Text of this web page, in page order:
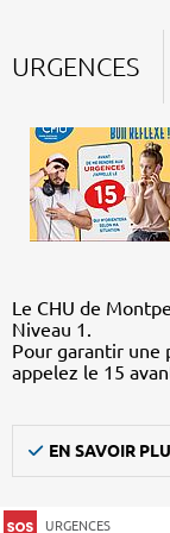
URGENCES
Le CHU de
Niveau 1.
Pour garantir une
appelez le 15
EN SAVOIR
URGENCES